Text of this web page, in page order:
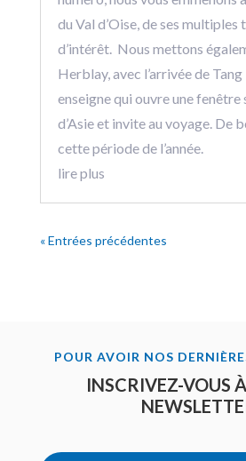
du Val d’Oise, de ses
d’intérêt. Nous mettons
Herblay, avec l’arrivée de Tang
enseigne qui ouvre une fenêtre
d’Asie et invite au voyage. De
cette période de l’année.
lire plus
« Entrées précédentes
POUR AVOIR NOS
INSCRIVEZ-VOUS